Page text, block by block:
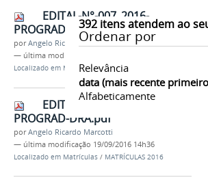
392itens atendem ao
Ordenar por
Relevância
data (mais recente
Alfabeticamente
EDITAL-N°-007_2016-
PROGRAD-DRA.pdf
porAngelo Ricardo Marcotti
— última modificação
Localizado em Matrículas /MATRÍCULAS 2016
EDITAL-N°-006_2016-
PROGRAD-DRA.pdf
porAngelo Ricardo Marcotti
— última modificação 19/09/2016 14h36
Localizado em Matrículas / MATRÍCULAS 2016